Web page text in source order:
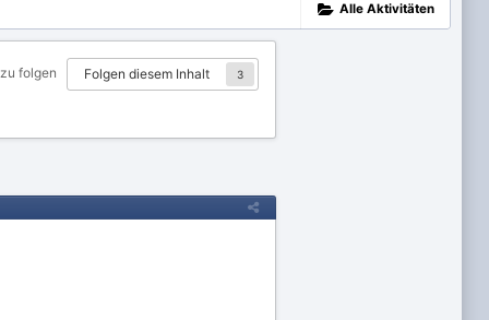
Alle Aktivitäten
folgen Folgen diesem Inhalt 3